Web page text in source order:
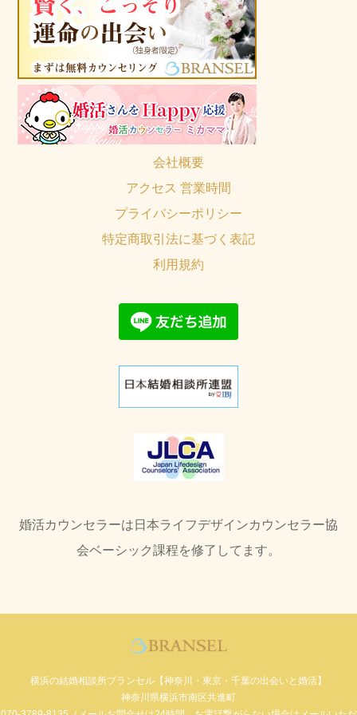
会社概要
アクセス 営業時間
プライバシーポリシー
特定商取引法に基づく表記
利用規約
婚活カウンセラーは日本ライフデザインカウンセラー協
会ベーシック課程を修了してます。
横浜の結婚相談所ブランセル【神奈川・東京・千葉の出会いと婚活】
神奈川県横浜市南区共進町